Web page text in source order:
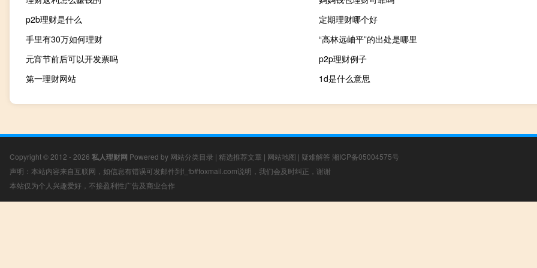
p2b理财是什么
定期理财哪个好
手里有30万如何理财
“高林远岫平”的出处是哪里
元宵节前后可以开发票吗
p2p理财例子
第一理财网站
1d是什么意思
Copyright © 2012 - 2026 私人理财网 Powered by 网站分类目录 | 精选推荐文章 | 网站地图 | 疑难解答 湘ICP备05004575号
声明：本站内容来自互联网，如信息有错误可发邮件到f_fb#foxmail.com说明，我们会及时纠正，谢谢
本站仅为个人兴趣爱好，不接盈利性广告及商业合作